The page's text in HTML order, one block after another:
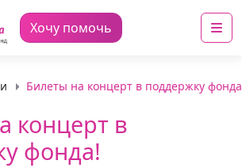
Хочу помочь
Билеты на концерт в поддержку
концерт в
фонда!